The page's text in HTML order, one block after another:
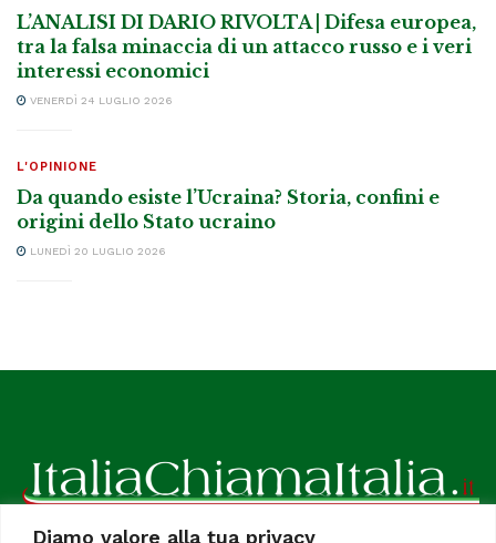
Diamo valore alla tua privacy
L’ANALISI DI DARIO RIVOLTA | Difesa europea,
tra la falsa minaccia di un attacco russo e i veri
interessi economici
VENERDÌ 24 LUGLIO 2026
L'OPINIONE
Da quando esiste l’Ucraina? Storia, confini e
origini dello Stato ucraino
LUNEDÌ 20 LUGLIO 2026